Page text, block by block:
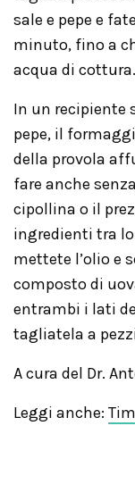
sale e pepe e
minuto, fino a
acqua di cottura.
In un recipiente
pepe, il
della provola
fare anche
cipollina o il
ingredienti tra
mettete l’olio e
composto di
entrambi i lati
tagliatela a
A cura del Dr.
Leggi anche: